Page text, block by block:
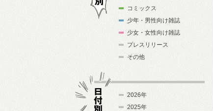
コミックス
少年・男性向け雑誌
少女・女性向け雑誌
プレスリリース
その他
2026年
2025年